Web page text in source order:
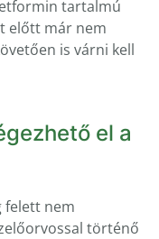
tartalmú
előtt már nem
is várni kell
el a
felett nem
történő